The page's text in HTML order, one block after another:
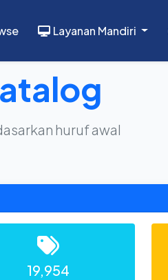
Layanan Mandiri
huruf awal
19,954